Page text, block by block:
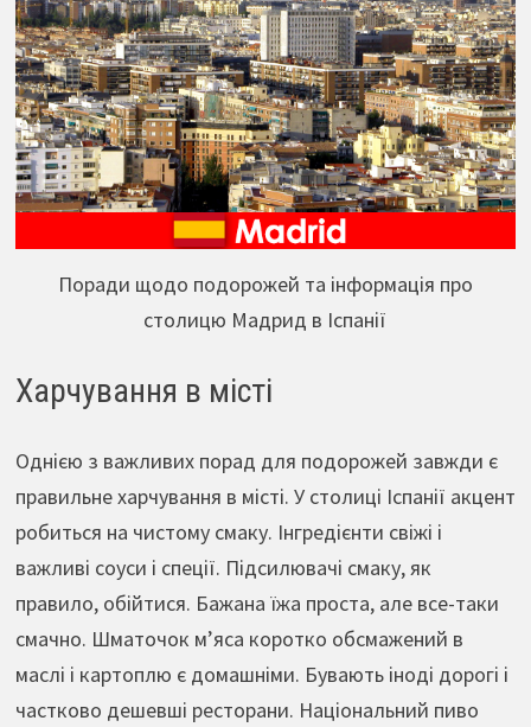
Поради щодо подорожей та інформація про
столицю Мадрид в Іспанії
Харчування в місті
Однією з важливих порад для подорожей завжди є
правильне харчування в місті. У столиці Іспанії акцент
робиться на чистому смаку. Інгредієнти свіжі і
важливі соуси і спеції. Підсилювачі смаку, як
правило, обійтися. Бажана їжа проста, але все-таки
смачно. Шматочок м’яса коротко обсмажений в
маслі і картоплю є домашніми. Бувають іноді дорогі і
частково дешевші ресторани. Національний пиво